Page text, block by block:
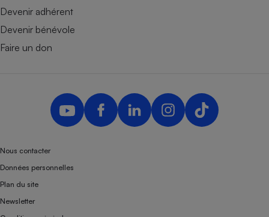
Devenir adhérent
Devenir bénévole
Faire un don
Nous contacter
Données personnelles
Plan du site
Newsletter